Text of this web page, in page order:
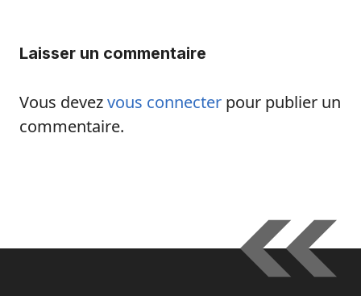
Laisser un commentaire
Vous devezvous connecter pour publier un
commentaire.